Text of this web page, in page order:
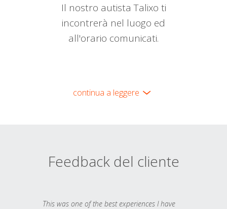
Il nostro autista Talixo ti
incontrerà nel luogo ed
all'orario comunicati.
continua a leggere
Feedback del cliente
This was one of the best experiences I have